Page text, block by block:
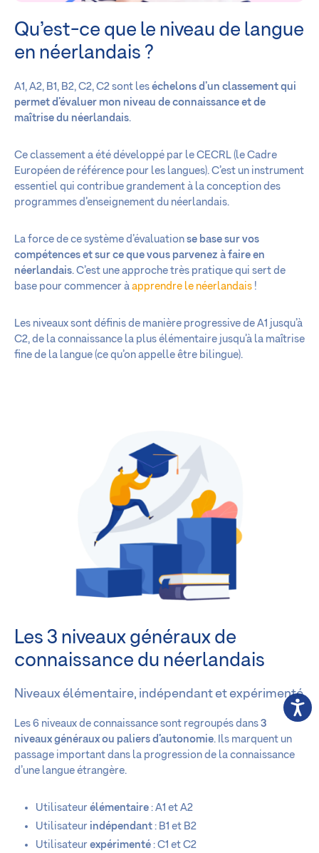
Qu’est-ce que le niveau de langue
en néerlandais ?
A1, A2, B1, B2, C2, C2 sont les échelons d’un classement qui
permet d’évaluer mon niveau de connaissance et de
maîtrise du néerlandais.
Ce classement a été développé par le CECRL (le Cadre
Européen de référence pour les langues). C’est un instrument
essentiel qui contribue grandement à la conception des
programmes d’enseignement du néerlandais.
La force de ce système d’évaluation se base sur vos
compétences et sur ce que vous parvenez à faire en
néerlandais. C’est une approche très pratique qui sert de
base pour commencer à apprendre le néerlandais !
Les niveaux sont définis de manière progressive de A1 jusqu’à
C2, de la connaissance la plus élémentaire jusqu’à la maîtrise
fine de la langue (ce qu’on appelle être bilingue).
Les 3 niveaux généraux de
connaissance du néerlandais
Niveaux élémentaire, indépendant et expérimenté
Les 6 niveaux de connaissance sont regroupés dans 3
niveaux généraux ou paliers d’autonomie. Ils marquent un
passage important dans la progression de la connaissance
d’une langue étrangère.
Utilisateur élémentaire : A1 et A2
Utilisateur indépendant : B1 et B2
Utilisateur expérimenté : C1 et C2